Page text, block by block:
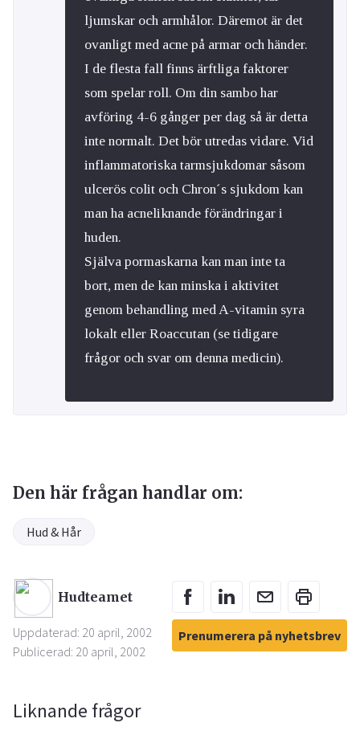
ljumskar och armhålor. Däremot är det
ovanligt med acne på armar och händer.
I de flesta fall finns ärftliga faktorer
som spelar roll. Om din sambo har
avföring 4-6 gånger per dag så är detta
inte normalt. Det bör utredas vidare. Vid
inflammatoriska tarmsjukdomar såsom
ulcerös colit och Chron´s sjukdom kan
man ha acneliknande förändringar i
huden.
Själva pormaskarna kan man inte ta
bort, men de kan minska i aktivitet
genom behandling med A-vitamin syra
lokalt eller Roaccutan (se tidigare
frågor och svar om denna medicin).
Den här frågan handlar om:
Hud & Hår
Hudteamet
Uppdaterad: 20 april, 2002
Publicerad: 20 april, 2002
Prenumerera på nyhetsbrev
Liknande frågor